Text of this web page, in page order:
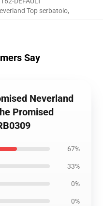
Top serbatoio,
Say
Neverland
Promised
67%
33%
0%
0%